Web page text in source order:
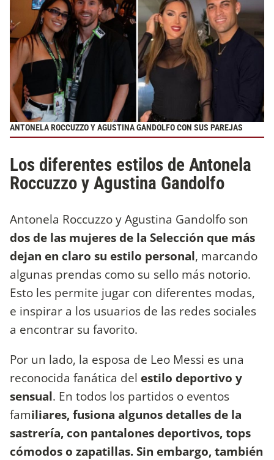
ANTONELA ROCCUZZO Y AGUSTINA GANDOLFO CON SUS PAREJAS
Los diferentes estilos de Antonela
Roccuzzo y Agustina Gandolfo
Antonela Roccuzzo y Agustina Gandolfo son
dos de las mujeres de la Selección que más
dejan en claro su estilo personal, marcando
algunas prendas como su sello más notorio.
Esto les permite jugar con diferentes modas,
e inspirar a los usuarios de las redes sociales
a encontrar su favorito.
Por un lado, la esposa de Leo Messi es una
reconocida fanática del estilo deportivo y
sensual. En todos los partidos o eventos
familiares, fusiona algunos detalles de la
sastrería, con pantalones deportivos, tops
cómodos o zapatillas. Sin embargo, también